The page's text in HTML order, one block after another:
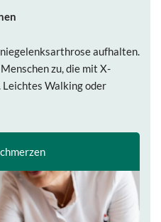
aufhalten.
zu, die mit X-
Walking oder